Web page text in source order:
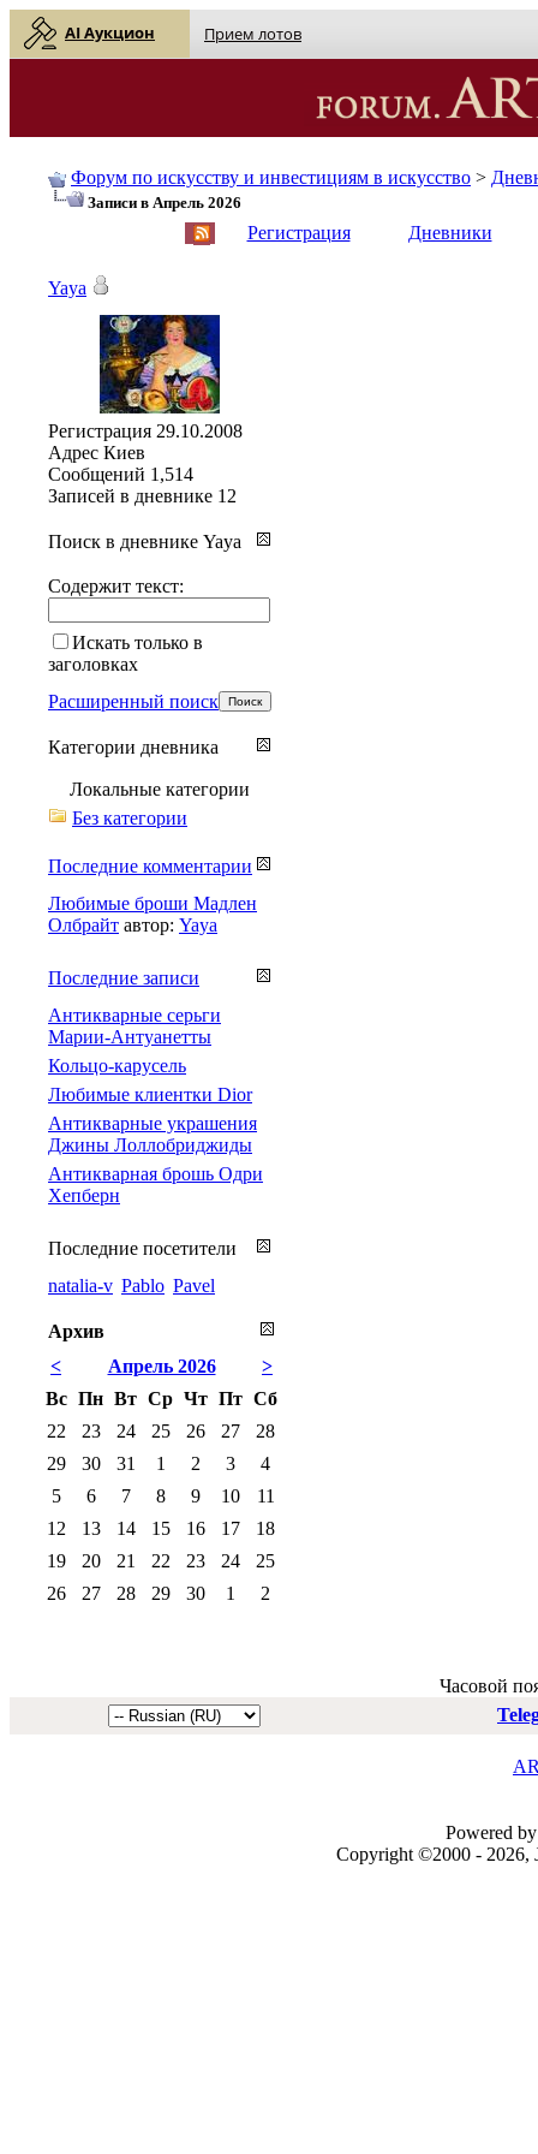
AI Аукцион Прием лотов
Форум по искусству и инвестициям в искусство >
Записи в Апрель 2026
Регистрация Дневники
Yaya
Регистрация 29.10.2008
Адрес Киев
Сообщений 1,514
Записей в дневнике 12
Поиск в дневнике Yaya
Содержит текст:
Искать только в
заголовках
Расширенный поиск
Категории дневника
Локальные категории
Без категории
Последние комментарии
Любимые броши Мадлен
Олбрайт автор: Yaya
Последние записи
Антикварные серьги
Марии-Антуанетты
Кольцо-карусель
Любимые клиентки Dior
Антикварные украшения
Джины Лоллобриджиды
Антикварная брошь Одри
Хепберн
Последние посетители
natalia-v Pablo Pavel
Архив
<
>
Апрель 2026
Вс Пн Вт Ср Чт Пт Сб
22
23 24 25 26 27
28
29
30 31 1 2 3
4
5
6 7 8 9 10
11
12
13 14 15 16 17
18
19
20 21 22 23 24
25
26
27 28 29 30 1 2
Часовой
Powered
Copyright ©2000 - 2026,